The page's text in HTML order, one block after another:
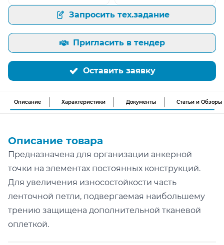
Запросить тех.задание
Пригласить в тендер
Оставить заявку
Описание Характеристики Документы Статьи и Обзоры
Описание товара
Предназначена для организации анкерной
точки на элементах постоянных конструкций.
Для увеличения износостойкости часть
ленточной петли, подвергаемая наибольшему
трению защищена дополнительной тканевой
оплеткой.